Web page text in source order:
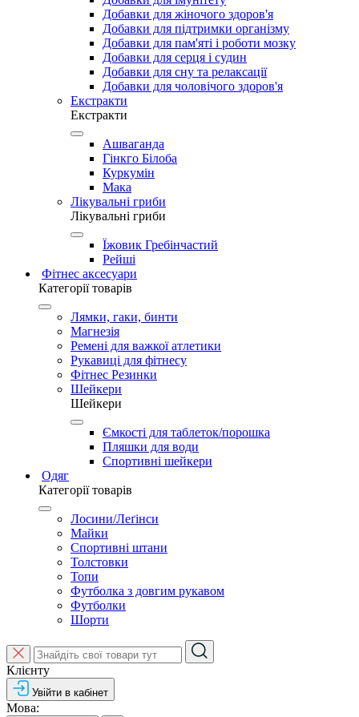
Добавки для жіночого здоров'я
Добавки для підтримки організму
Добавки для пам'яті і роботи мозку
Добавки для серця і судин
Добавки для сну та релаксації
Добавки для чоловічого здоров'я
Екстракти
Екстракти
Ашваганда
Гінкго Білоба
Куркумін
Мака
Лікувальні гриби
Лікувальні гриби
Їжовик Гребінчастий
Рейші
Фітнес аксесуари
Категорії товарів
Лямки, гаки, бинти
Магнезія
Ремені для важкої атлетики
Рукавиці для фітнесу
Фітнес Резинки
Шейкери
Шейкери
Ємкості для таблеток/порошка
Пляшки для води
Спортивні шейкери
Одяг
Категорії товарів
Лосини/Леґінси
Майки
Спортивні штани
Толстовки
Топи
Футболка з довгим рукавом
Футболки
Шорти
Клієнту
Увійти в кабінет
Мова: